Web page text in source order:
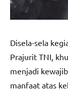
Disela-sela
Prajurit TNI,
menjadi
manfaat atas